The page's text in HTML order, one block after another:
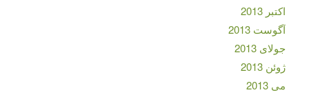
اکتبر 2013
آگوست 2013
جولای 2013
ژوئن 2013
می 2013